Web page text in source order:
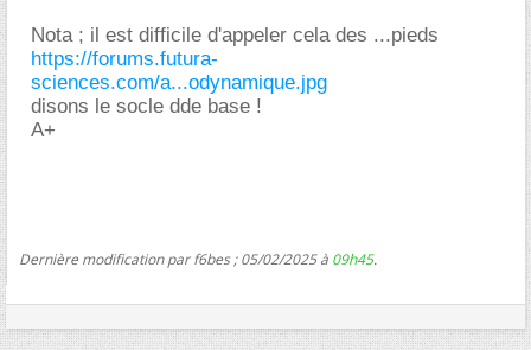
Nota ; il est difficile d'appeler cela des ...pieds
https://forums.futura-
sciences.com/a...odynamique.jpg
disons le socle dde base !
A+
Dernière modification par f6bes ; 05/02/2025 à 09h45.